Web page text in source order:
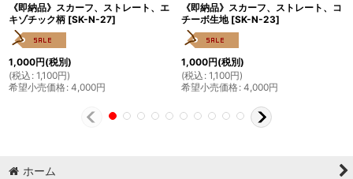
《即納品》スカーフ、ストレート、エ
キゾチック柄 [SK-N-27]
1,000円(税別)
(税込 : 1,100円)
希望小売価格: 4,000円
《即納品》スカーフ、ストレート、コ
チーボ生地 [SK-N-23]
1,000円(税別)
(税込 : 1,100円)
希望小売価格: 4,000円
ホーム